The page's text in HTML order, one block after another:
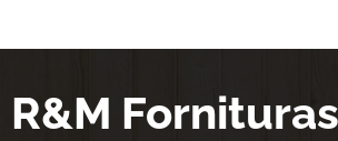
R&M Fornituras